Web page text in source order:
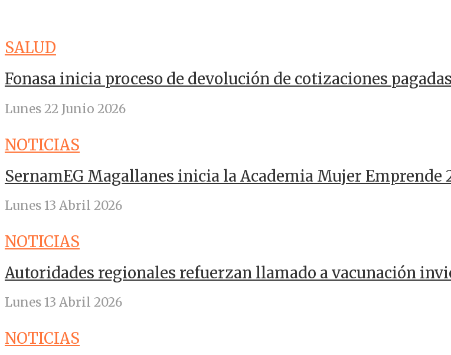
SALUD
Fonasa inicia proceso de devolución de cotizaciones
Lunes 22 Junio 2026
NOTICIAS
SernamEG Magallanes inicia la Academia Mujer Emprende
Lunes 13 Abril 2026
NOTICIAS
Autoridades regionales refuerzan llamado a vacunación
Lunes 13 Abril 2026
NOTICIAS